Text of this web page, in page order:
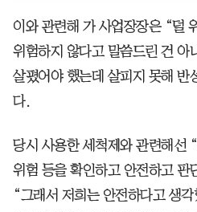
이와 관련해 가 사업장장은 “덜
위험하지 않다고 말씀드린 건 아
살폈어야 했는데 살피지 못해 반
다.
당시 사용한 세척제와 관련해선
위험 등을 확인하고 안전하고 판
“그래서 저희는 안전하다고 생